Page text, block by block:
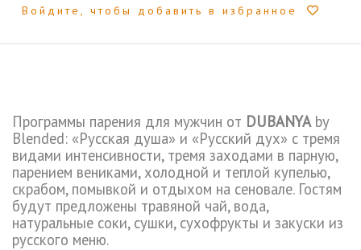
Войдите, чтобы добавить в избранное
Программы парения для мужчин от DUBANYA by
Blended: «Русская душа» и «Русский дух» с тремя
видами интенсивности, тремя заходами в парную,
парением вениками, холодной и теплой купелью,
скрабом, помывкой и отдыхом на сеновале. Гостям
будут предложены травяной чай, вода,
натуральные соки, сушки, сухофрукты и закуски из
русского меню.